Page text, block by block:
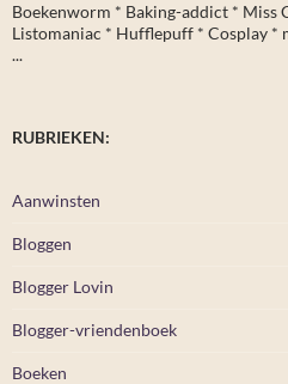
Boekenworm * Baking-addict *
Listomaniac * Hufflepuff * Cosplay *
...
RUBRIEKEN:
Aanwinsten
Bloggen
Blogger Lovin
Blogger-vriendenboek
Boeken